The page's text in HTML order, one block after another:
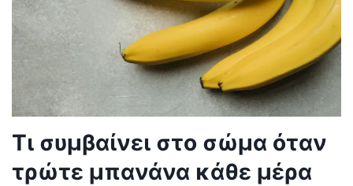
Τι συμβαίνει στο σώμα όταν
τρώτε μπανάνα κάθε μέρα